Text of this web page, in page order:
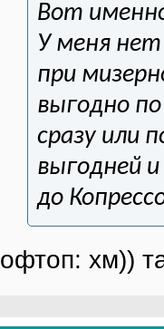
Вот
У меня нет
при
выгодно
сразу или
выгодней
до
офтоп: хм))